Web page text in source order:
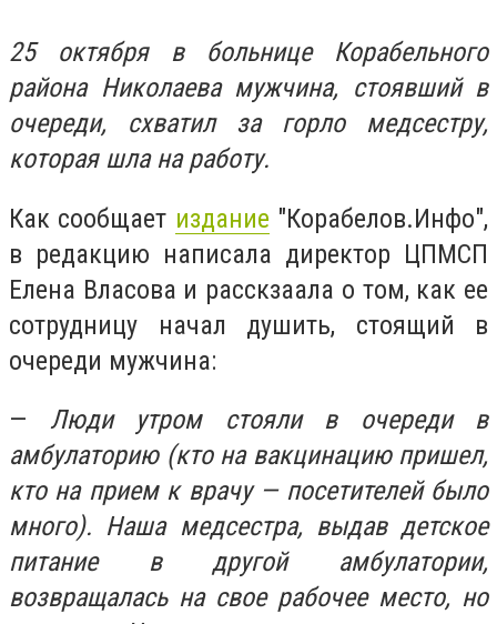
25 октября в больнице Корабельного
района Николаева мужчина, стоявший в
очереди, схватил за горло медсестру,
которая шла на работу.
Как сообщает издание "Корабелов.Инфо",
в редакцию написала директор ЦПМСП
Елена Власова и расскзаала о том, как ее
сотрудницу начал душить, стоящий в
очереди мужчина:
— Люди утром стояли в очереди в
амбулаторию (кто на вакцинацию пришел,
кто на прием к врачу — посетителей было
много). Наша медсестра, выдав детское
питание в другой амбулатории,
возвращалась на свое рабочее место, но